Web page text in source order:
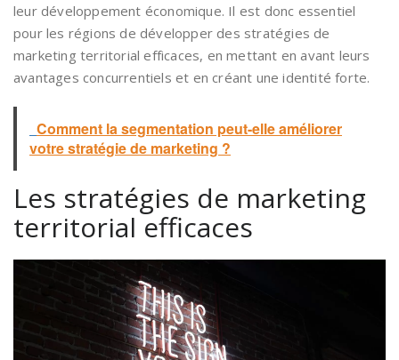
leur développement économique. Il est donc essentiel
pour les régions de développer des stratégies de
marketing territorial efficaces, en mettant en avant leurs
avantages concurrentiels et en créant une identité forte.
Comment la segmentation peut-elle améliorer
votre stratégie de marketing ?
Les stratégies de marketing
territorial efficaces